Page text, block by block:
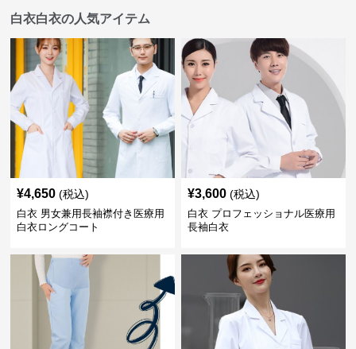
白衣白衣の人気アイテム
¥4,650 (税込)
白衣 男女兼用長袖襟付き医療用
白衣ロングコート
¥3,600 (税込)
白衣 プロフェッショナル医療用
長袖白衣